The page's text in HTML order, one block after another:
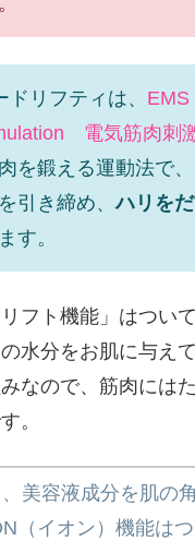
リフティは、 EMS
電気筋肉刺激
を鍛える運動法で
引き締め、ハリを
す。
フト機能」はつい
水分をお肌に与え
なので、筋肉には
。
美容液成分を肌の
（イオン）機能は